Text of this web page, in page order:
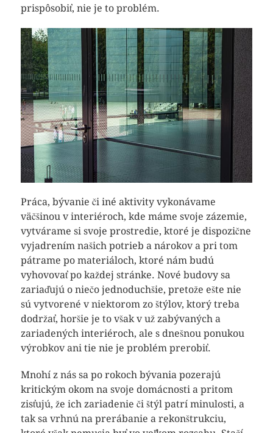
prispôsobiť, nie je to problém.
Práca, bývanie či iné aktivity vykonávame
väčšinou v interiéroch, kde máme svoje zázemie,
vytvárame si svoje prostredie, ktoré je dispozične
vyjadrením našich potrieb a nárokov a pri tom
pátrame po materiáloch, ktoré nám budú
vyhovovať po každej stránke. Nové budovy sa
zariaďujú o niečo jednoduchšie, pretože ešte nie
sú vytvorené v niektorom zo štýlov, ktorý treba
dodržať, horšie je to však v už zabývaných a
zariadených interiéroch, ale s dnešnou ponukou
výrobkov ani tie nie je problém prerobiť.
Mnohí z nás sa po rokoch bývania pozerajú
kritickým okom na svoje domácnosti a pritom
zisťujú, že ich zariadenie či štýl patrí minulosti, a
tak sa vrhnú na prerábanie a rekonštrukciu,